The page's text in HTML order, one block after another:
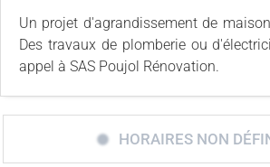
Un projet d'agrandissement de
Des travaux de plomberie ou
appel à SAS Poujol Rénovation.
HORAIRES NON